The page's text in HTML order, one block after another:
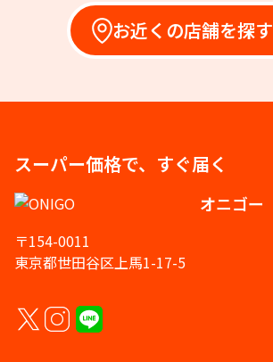
お近くの店舗を探す
スーパー価格で、すぐ届く
オニゴー
〒154-0011
東京都世田谷区上馬1-17-5